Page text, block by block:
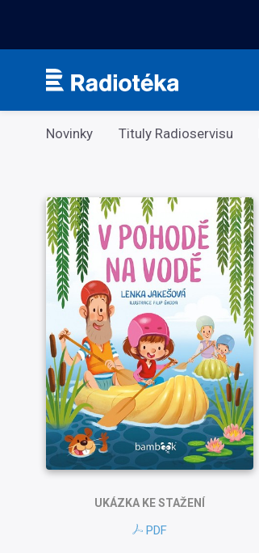
Kategorie
Novinky Tituly Radioservisu
UKÁZKAKE STAŽENÍ
PDF